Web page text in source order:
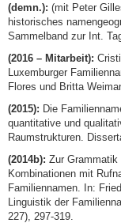
(demn.): (mit Peter
historisches
Sammelband zur Int.
(2016 – Mitarbeit):
Luxemburger
Flores und Britta
(2015): Die
quantitative und
Raumstrukturen.
(2014b): Zur Grammatik
Kombinationen mit
Familiennamen. In:
Linguistik der
227), 297-319.